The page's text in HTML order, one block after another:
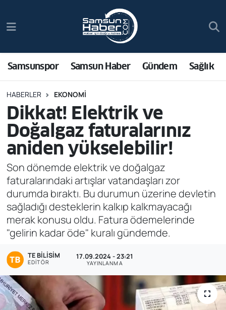
Samsunspor Samsun Haber Gündem Sağlık
HABERLER EKONOMI
Dikkat! Elektrik ve
Doğalgaz faturalarınız
aniden yükselebilir!
Son dönemde elektrik ve doğalgaz
faturalarındaki artışlar vatandaşları zor
durumda bıraktı. Bu durumun üzerine devletin
sağladığı desteklerin kalkıp kalkmayacağı
merak konusu oldu. Fatura ödemelerinde
"gelirin kadar öde" kuralı gündemde.
TE BILISIM
EDITÖR
17.09.2024 - 23:21
YAYINLANMA
Samsun Haber
Sağlık
Asayiş
Bilim ve Teknoloji
Bölge
Dünya
Ekonomi
Özel Haber
Trafik Durumu
Süper Lig Puan Durumu ve Fikstür
Tüm Manşetler
Son Dakika Haberleri
Haber Arşivi